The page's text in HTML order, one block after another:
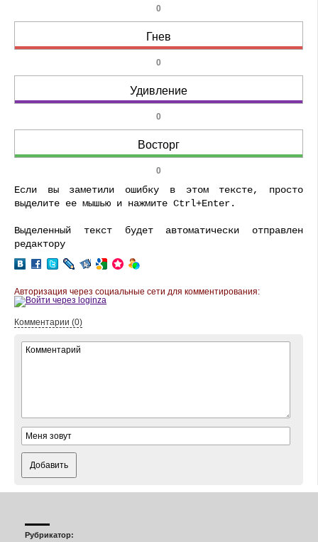
0
Гнев
0
Удивление
0
Восторг
0
Если вы заметили ошибку в этом тексте, просто
выделите ее мышью и нажмите Ctrl+Enter.
Выделенный текст будет автоматически отправлен
редактору
Авторизация через социальные сети для комментирования:
Комментарии (0)
Добавить
Рубрикатор: